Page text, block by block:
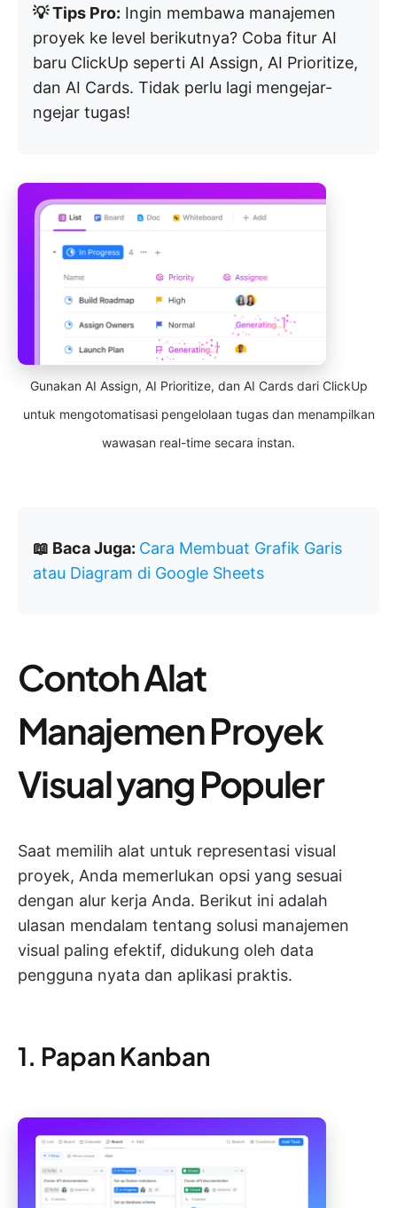
💡 Tips Pro: Ingin membawa manajemen
proyek ke level berikutnya? Coba fitur AI
baru ClickUp seperti AI Assign, AI Prioritize,
dan AI Cards. Tidak perlu lagi mengejar-
ngejar tugas!
Gunakan AI Assign, AI Prioritize, dan AI Cards dari ClickUp
untuk mengotomatisasi pengelolaan tugas dan menampilkan
wawasan real-time secara instan.
📖 Baca Juga: Cara Membuat Grafik Garis
atau Diagram di Google Sheets
Contoh Alat
Manajemen Proyek
Visual yang Populer
Saat memilih alat untuk representasi visual
proyek, Anda memerlukan opsi yang sesuai
dengan alur kerja Anda. Berikut ini adalah
ulasan mendalam tentang solusi manajemen
visual paling efektif, didukung oleh data
pengguna nyata dan aplikasi praktis.
1. Papan Kanban